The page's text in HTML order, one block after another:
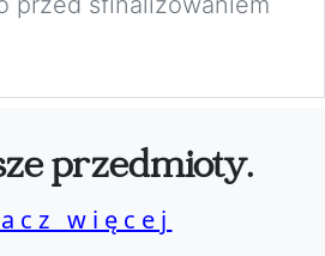
przedmioty.
więcej